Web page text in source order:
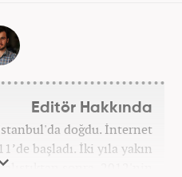
Editör Hakkında
doğdu. İnternet
başladı. İki yıla yakın
sonra, 2012'nin